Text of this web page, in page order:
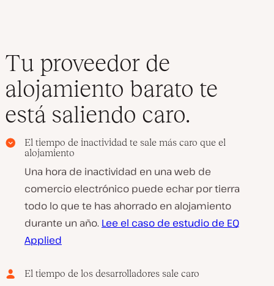
Tu proveedor de
alojamiento barato te
está saliendo caro.
El tiempo de inactividad te sale más caro que el
alojamiento
Una hora de inactividad en una web de
comercio electrónico puede echar por tierra
todo lo que te has ahorrado en alojamiento
durante un año. Lee el caso de estudio de EQ
Applied
El tiempo de los desarrolladores sale caro